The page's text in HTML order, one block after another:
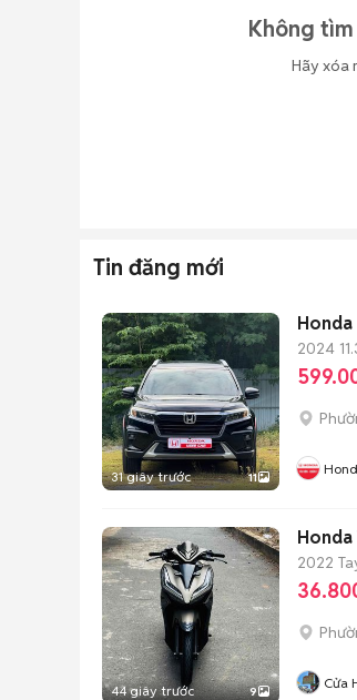
Không
Hãy xóa
Tin đăng mới
31 giây trước 11
Honda
2024
44 giây trước 9
2022
Cửa